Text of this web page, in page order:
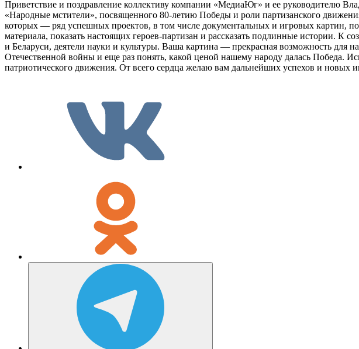
Приветствие и поздравление коллективу компании «МедиаЮг» и ее руководителю
«Народные мстители», посвященного 80-летию Победы и роли партизанского
которых — ряд успешных проектов, в том числе документальных и игровых картин,
материала, показать настоящих героев-партизан и рассказать подлинные истории.
и Беларуси, деятели науки и культуры. Ваша картина — прекрасная возможность
Отечественной войны и еще раз понять, какой ценой нашему народу далась Победа.
патриотического движения. От всего сердца желаю вам дальнейших успехов и новых